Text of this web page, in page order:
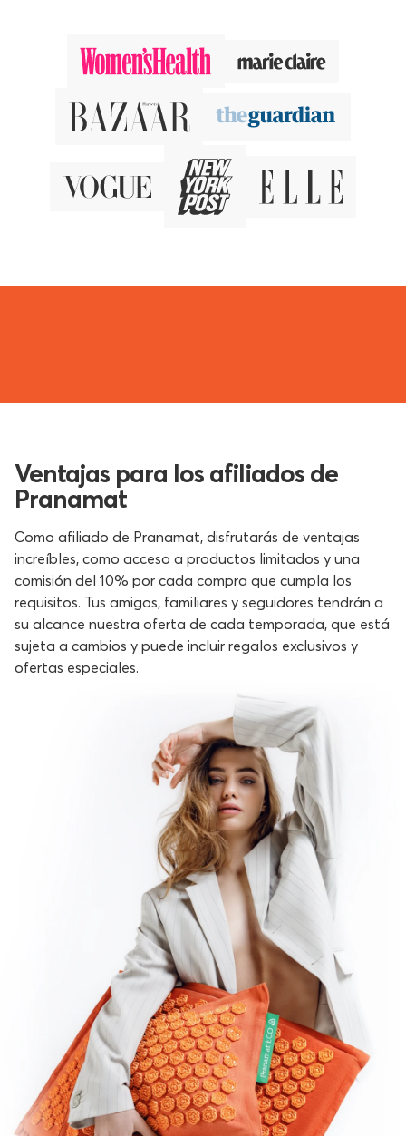
Ventajas para los afiliados de
Pranamat
Como afiliado de Pranamat, disfrutarás de ventajas
increíbles, como acceso a productos limitados y una
comisión del 10% por cada compra que cumpla los
requisitos. Tus amigos, familiares y seguidores tendrán a
su alcance nuestra oferta de cada temporada, que está
sujeta a cambios y puede incluir regalos exclusivos y
ofertas especiales.